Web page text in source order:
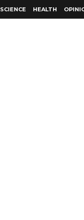
SCIENCE HEALTH